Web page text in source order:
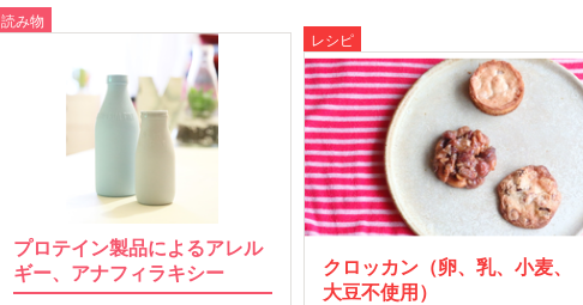
読み物
プロテイン製品によるアレル
ギー、アナフィラキシー
レシピ
クロッカン（卵、乳、小麦、
大豆不使用）